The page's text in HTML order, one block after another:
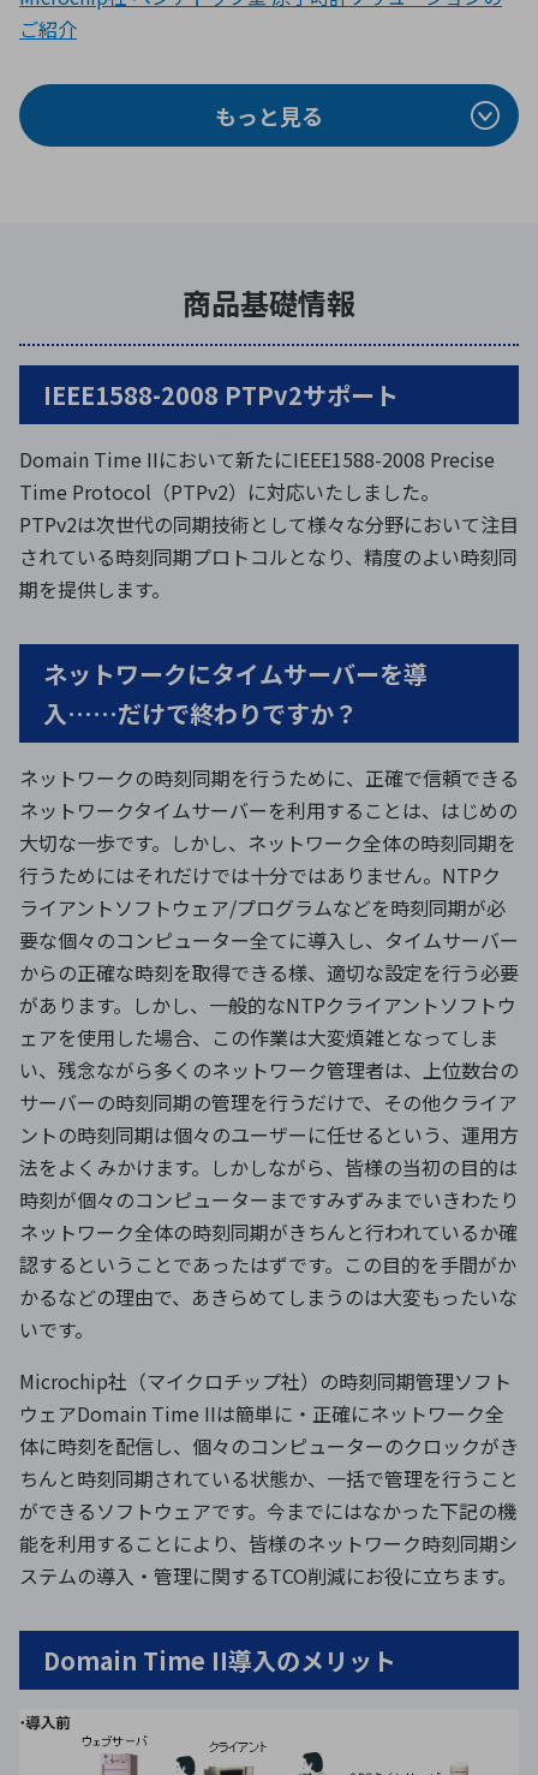
ご紹介
もっと見る
商品基礎情報
IEEE1588-2008 PTPv2サポート
Domain Time IIにおいて新たにIEEE1588-2008 Precise
Time Protocol（PTPv2）に対応いたしました。
PTPv2は次世代の同期技術として様々な分野において注目
されている時刻同期プロトコルとなり、精度のよい時刻同
期を提供します。
ネットワークにタイムサーバーを導
入……だけで終わりですか？
ネットワークの時刻同期を行うために、正確で信頼できる
ネットワークタイムサーバーを利用することは、はじめの
大切な一歩です。しかし、ネットワーク全体の時刻同期を
行うためにはそれだけでは十分ではありません。NTPク
ライアントソフトウェア/プログラムなどを時刻同期が必
要な個々のコンピューター全てに導入し、タイムサーバー
からの正確な時刻を取得できる様、適切な設定を行う必要
があります。しかし、一般的なNTPクライアントソフトウ
ェアを使用した場合、この作業は大変煩雑となってしま
い、残念ながら多くのネットワーク管理者は、上位数台の
サーバーの時刻同期の管理を行うだけで、その他クライア
ントの時刻同期は個々のユーザーに任せるという、運用方
法をよくみかけます。しかしながら、皆様の当初の目的は
時刻が個々のコンピューターまですみずみまでいきわたり
ネットワーク全体の時刻同期がきちんと行われているか確
認するということであったはずです。この目的を手間がか
かるなどの理由で、あきらめてしまうのは大変もったいな
いです。
Microchip社（マイクロチップ社）の時刻同期管理ソフト
ウェアDomain Time IIは簡単に・正確にネットワーク全
体に時刻を配信し、個々のコンピューターのクロックがき
ちんと時刻同期されている状態か、一括で管理を行うこと
ができるソフトウェアです。今までにはなかった下記の機
能を利用することにより、皆様のネットワーク時刻同期シ
ステムの導入・管理に関するTCO削減にお役に立ちます。
Domain Time II導入のメリット